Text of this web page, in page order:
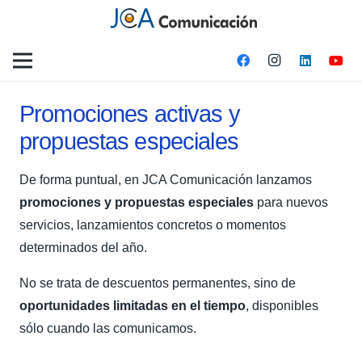
Promociones activas y
propuestas especiales
De forma puntual, en JCA Comunicación lanzamos
promociones y propuestas especiales para nuevos
servicios, lanzamientos concretos o momentos
determinados del año.
No se trata de descuentos permanentes, sino de
oportunidades limitadas en el tiempo, disponibles
sólo cuando las comunicamos.